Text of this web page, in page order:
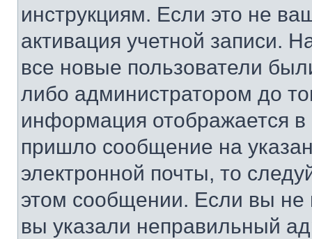
инструкциям. Если это не
активация учетной записи.
все новые пользователи
либо администратором до
информация отображается
пришло сообщение на
электронной почты, то
этом сообщении. Если вы
вы указали неправильный